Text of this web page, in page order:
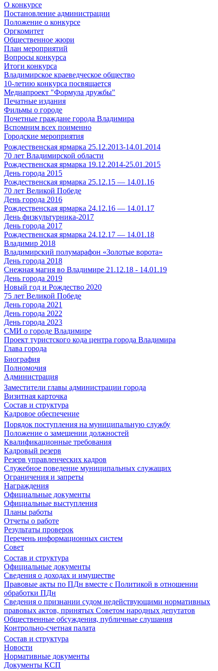
О конкурсе
Постановление администрации
Положение о конкурсе
Оргкомитет
Общественное жюри
План мероприятий
Вопросы конкурса
Итоги конкурса
Владимирское краеведческое общество
10-летию конкурса посвящается
Медиапроект "Формула дружбы"
Печатные издания
Фильмы о городе
Почетные граждане города Владимира
Вспомним всех поименно
Городские мероприятия
Рождественская ярмарка 25.12.2013-14.01.2014
70 лет Владимирской области
Рождественская ярмарка 19.12.2014-25.01.2015
День города 2015
Рождественская ярмарка 25.12.15 — 14.01.16
70 лет Великой Победе
День города 2016
Рождественская ярмарка 24.12.16 — 14.01.17
День физкультурника-2017
День города 2017
Рождественская ярмарка 24.12.17 — 14.01.18
Владимир 2018
Владимирский полумарафон «Золотые ворота»
День города 2018
Снежная магия во Владимире 21.12.18 - 14.01.19
День города 2019
Новый год и Рождество 2020
75 лет Великой Победе
День города 2021
День города 2022
День города 2023
СМИ о городе Владимире
Проект туристского кода центра города Владимира
Глава города
Биография
Полномочия
Администрация
Заместители главы администрации города
Визитная карточка
Состав и структура
Кадровое обеспечение
Порядок поступления на муниципальную службу
Положение о замещении должностей
Квалификационные требования
Кадровый резерв
Резерв управленческих кадров
Служебное поведение муниципальных служащих
Ограничения и запреты
Награждения
Официальные документы
Официальные выступления
Планы работы
Отчеты о работе
Результаты проверок
Перечень информационных систем
Совет
Состав и структура
Официальные документы
Сведения о доходах и имуществе
Правовые акты по ПДн вместе с Политикой в отношении
обработки ПДн
Сведения о признании судом недействующими нормативных
правовых актов, принятых Советом народных депутатов
Общественные обсуждения, публичные слушания
Контрольно-счетная палата
Состав и структура
Новости
Нормативные документы
Документы КСП